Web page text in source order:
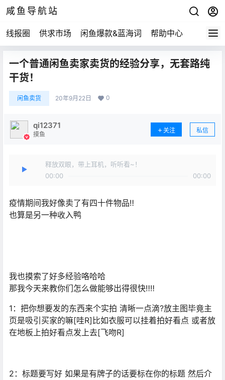
咸鱼导航站
线报圈 供求市场 闲鱼爆款&蓝海词 帮助中心
一个普通闲鱼卖家卖货的经验分享，无套路纯
干货！
闲鱼卖货 20年9月22日 0
qi12371
摸鱼
关注 私信
释放双眼，带上耳机，听听看~！
00:00
00:00
疫情期间我好像卖了有四十件物品‼
也算是另一种收入鸭
我也摸索了好多经验咯哈哈
那我今天来教你们怎么做能够出得很快‼‼
1：把你想要发的东西来个实拍 清晰一点滴?放主图毕竟主
页是吸引买家的嘛[哇R]比如衣服可以挂着拍好看点 或者放
在地板上拍好看点发上去[飞吻R]
2：标题要写好 如果是有牌子的话要标在你的标题 然后介